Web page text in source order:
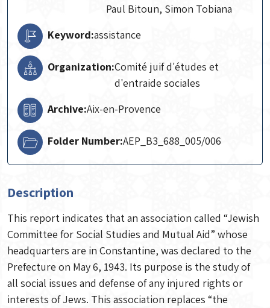
Paul Bitoun, Simon Tobiana
Keyword:assistance
Organization:Comité juif d'études et
d'entraide sociales
Archive:Aix-en-Provence
Folder Number:AEP_B3_688_005/006
Description
This report indicates that an association called “Jewish
Committee for Social Studies and Mutual Aid” whose
headquarters are in Constantine, was declared to the
Prefecture on May 6, 1943. Its purpose is the study of
all social issues and defense of any injured rights or
interests of Jews. This association replaces “the